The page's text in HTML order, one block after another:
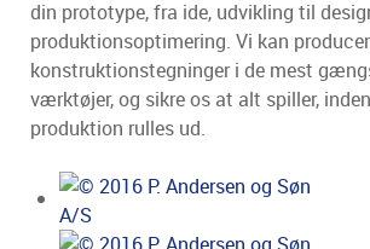
din prototype, fra ide, udvikling til
produktionsoptimering. Vi kan
konstruktionstegninger i de mest
værktøjer, og sikre os at alt spiller,
produktion rulles ud.